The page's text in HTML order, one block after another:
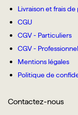
Livraison et frais
CGU
CGV - Particuliers
CGV -
Mentions légales
Politique de
Contactez-nous